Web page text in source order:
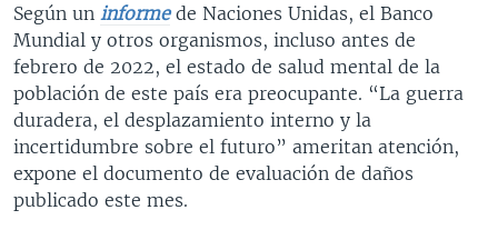
Según un informede Naciones Unidas, el Banco
Mundial y otros organismos, incluso antes de
febrero de 2022, el estado de salud mental de la
población de este país era preocupante. “La guerra
duradera, el desplazamiento interno y la
incertidumbre sobre el futuro” ameritan atención,
expone el documento de evaluación de daños
publicado este mes.